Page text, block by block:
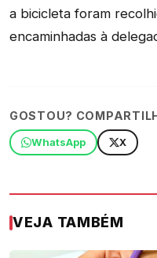
a bicicleta foram
encaminhadas à
GOSTOU?
WhatsApp X
VEJA TAMBÉM